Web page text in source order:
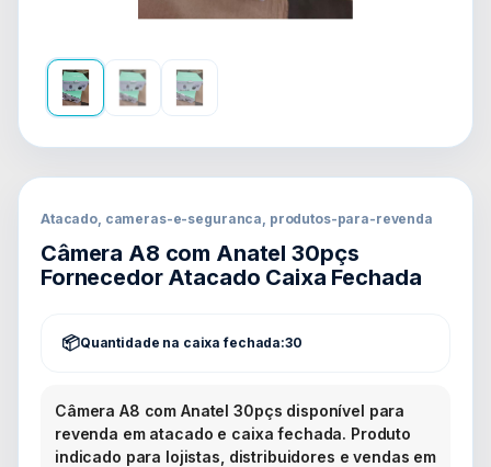
Atacado, cameras-e-seguranca, produtos-para-revenda
Câmera A8 com Anatel 30pçs
Fornecedor Atacado Caixa Fechada
Quantidade na caixa fechada:30
Câmera A8 com Anatel 30pçs disponível para
revenda em atacado e caixa fechada. Produto
indicado para lojistas, distribuidores e vendas em